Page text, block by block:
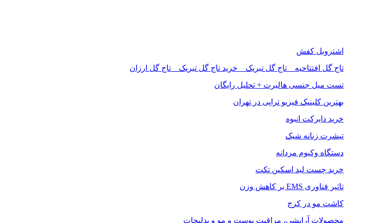
اشتروبل کفش
تاج گل افتتاحیه _ تاج گل تبریک _ خرید تاج گل تبریک _ تاج گل ارزان
تست میل جنسی هالبرت + تحلیل رایگان
بهترین کلینیک فیزیو تراپی در تهران
خرید دایرکت انبوه
تیشرت زنانه شیک
دستگاه وکیوم مردانه
خرید چست لید اسکین تکت
تاثیر فناوری EMS بر کاهش وزن
کاشت مو در کرج
محصولات آرایشی، مراقبت پوست و مو و بدلیجات